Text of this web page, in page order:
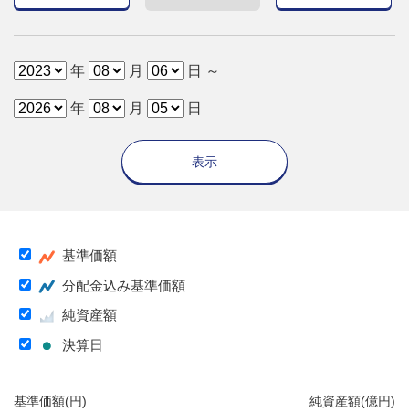
年 月 日 ～
年 月 日
表示
基準価額
分配金込み基準価額
純資産額
決算日
基準価額(円) 純資産額(億円)